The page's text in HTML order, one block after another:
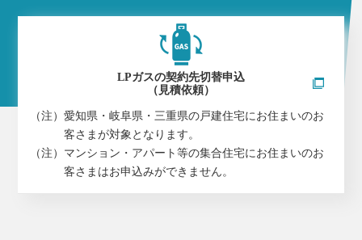
LPガスの契約先切替申込
（見積依頼）
（注）愛知県・岐阜県・三重県の戸建住宅にお住まいのお
客さまが対象となります。
（注）マンション・アパート等の集合住宅にお住まいのお
客さまはお申込みができません。